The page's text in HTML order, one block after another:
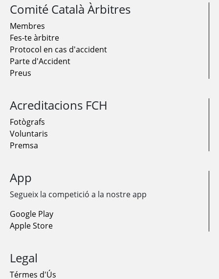
Comité Català Àrbitres
Membres
Fes-te àrbitre
Protocol en cas d'accident
Parte d'Accident
Preus
Acreditacions FCH
Fotògrafs
Voluntaris
Premsa
App
Segueix la competició a la nostre app
Google Play
Apple Store
Legal
Térmes d'Ús